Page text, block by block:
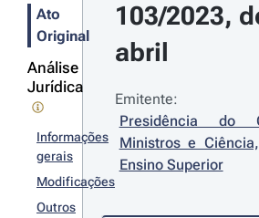
Ato
Original
Análise
Jurídica
Informações
gerais
Modificações
Outros
103/2023,
abril
Emitente:
Presidência do
Ministros e
Ensino Superior